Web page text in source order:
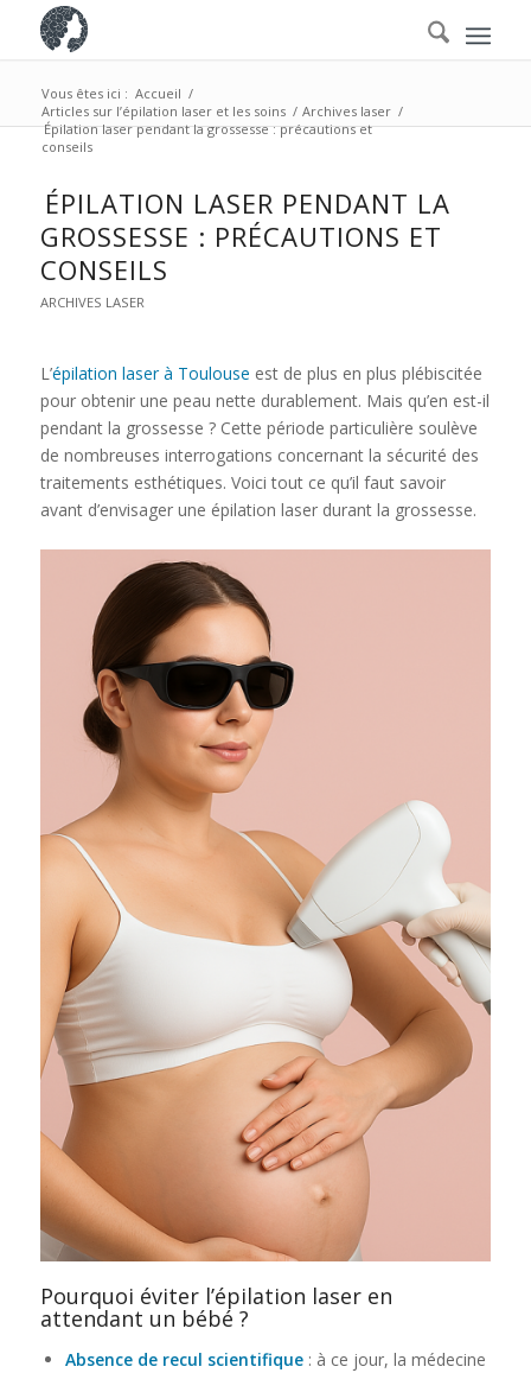
Vous êtes ici : Accueil /
Articles sur l’épilation laser et les soins / Archives laser /
Épilation laser pendant la grossesse : précautions et
conseils
ÉPILATION LASER PENDANT LA
GROSSESSE : PRÉCAUTIONS ET
CONSEILS
ARCHIVES LASER
L’épilation laser à Toulouse est de plus en plus plébiscitée
pour obtenir une peau nette durablement. Mais qu’en est-il
pendant la grossesse ? Cette période particulière soulève
de nombreuses interrogations concernant la sécurité des
traitements esthétiques. Voici tout ce qu’il faut savoir
avant d’envisager une épilation laser durant la grossesse.
Pourquoi éviter l’épilation laser en
attendant un bébé ?
Absence de recul scientifique : à ce jour, la médecine